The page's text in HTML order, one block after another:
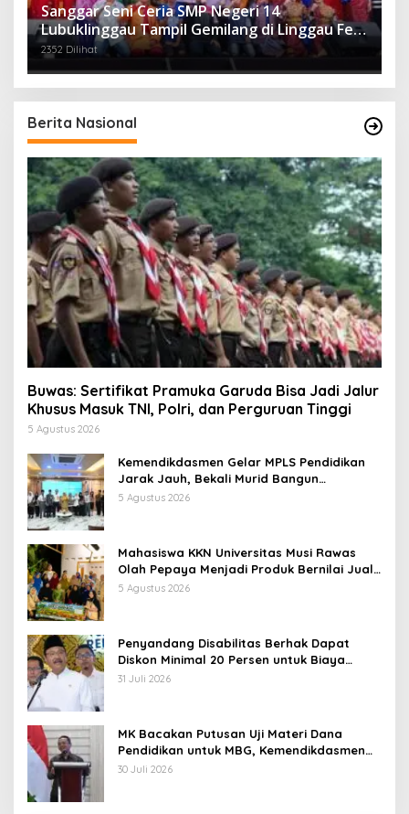
Sanggar Seni Ceria SMP Negeri 14
Lubuklinggau Tampil Gemilang di Linggau Fest
2025
2352 Dilihat
Berita Nasional
Buwas: Sertifikat Pramuka Garuda Bisa Jadi Jalur
Khusus Masuk TNI, Polri, dan Perguruan Tinggi
5 Agustus 2026
Kemendikdasmen Gelar MPLS Pendidikan
Jarak Jauh, Bekali Murid Bangun
Kemandirian Belajar
5 Agustus 2026
Mahasiswa KKN Universitas Musi Rawas
Olah Pepaya Menjadi Produk Bernilai Jual
Tinggi, Dorong UMKM Desa Air Satan
5 Agustus 2026
Penyandang Disabilitas Berhak Dapat
Diskon Minimal 20 Persen untuk Biaya
Sekolah dan Kuliah
31 Juli 2026
MK Bacakan Putusan Uji Materi Dana
Pendidikan untuk MBG, Kemendikdasmen
Tunggu Implikasi Putusan
30 Juli 2026